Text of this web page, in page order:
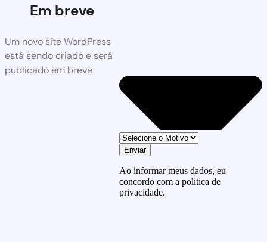
Em breve
Um novo site WordPress
está sendo criado e será
publicado em breve
Enviar
Ao informar meus dados, eu
concordo com a política de
privacidade.